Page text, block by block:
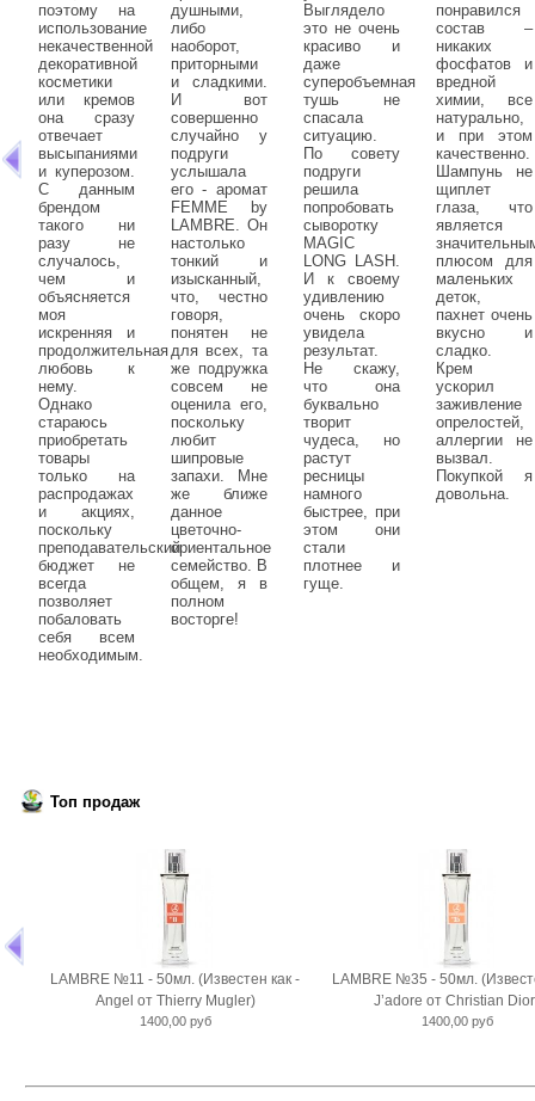
поэтому на
использование
некачественной
декоративной
косметики
или кремов
она сразу
отвечает
высыпаниями
и куперозом.
С данным
брендом
такого ни
разу не
случалось,
чем и
объясняется
моя
искренняя и
продолжительная
любовь к
нему.
Однако
стараюсь
приобретать
товары
только на
распродажах
и акциях,
поскольку
преподавательский
бюджет не
всегда
позволяет
побаловать
себя всем
необходимым.
душными,
либо
наоборот,
приторными
и сладкими.
И вот
совершенно
случайно у
подруги
услышала
его - аромат
FEMME by
LAMBRE. Он
настолько
тонкий и
изысканный,
что, честно
говоря,
понятен не
для всех, та
же подружка
совсем не
оценила его,
поскольку
любит
шипровые
запахи. Мне
же ближе
данное
цветочно-
ориентальное
семейство. В
общем, я в
полном
восторге!
Выглядело
это не очень
красиво и
даже
суперобъемная
тушь не
спасала
ситуацию.
По совету
подруги
решила
попробовать
сыворотку
MAGIC
LONG LASH.
И к своему
удивлению
очень скоро
увидела
результат.
Не скажу,
что она
буквально
творит
чудеса, но
растут
ресницы
намного
быстрее, при
этом они
стали
плотнее и
гуще.
понравился
состав –
никаких
фосфатов и
вредной
химии, все
натурально,
и при этом
качественно.
Шампунь не
щиплет
глаза, что
является
плюсом для
маленьких
деток,
пахнет очень
вкусно и
сладко.
Крем
ускорил
заживление
опрелостей,
аллергии не
вызвал.
Покупкой я
довольна.
Топ продаж
LAMBRE №11 - 50мл. (Известен как -
Angel от Thierry Mugler)
1400,00 руб
LAMBRE №35 - 50мл.
J’adore от Christian
1400,00 руб